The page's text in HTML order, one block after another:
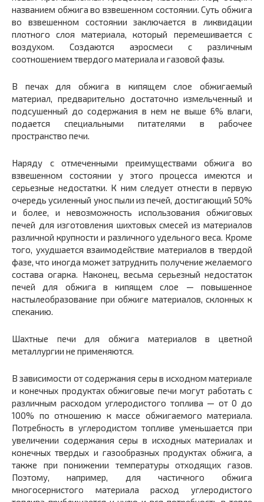
названием обжига во взвешенном состоянии. Суть обжига
во взвешенном состоянии заключается в ликвидации
плотного слоя материала, который перемешивается с
воздухом. Создаются аэросмеси с различным
соотношением твердого материала и газовой фазы.
В печах для обжига в кипящем слое обжигаемый
материал, предварительно достаточно измельченный и
подсушенный до содержания в нем не выше 6% влаги,
подается специальными питателями в рабочее
пространство печи.
Наряду с отмеченными преимуществами обжига во
взвешенном состоянии у этого процесса имеются и
серьезные недостатки. К ним следует отнести в первую
очередь усиленный унос пыли из печей, достигающий 50%
и более, и невозможность использования обжиговых
печей для изготовления шихтовых смесей из материалов
различной крупности и различного удельного веса. Кроме
того, ухудшается взаимодействие материалов в твердой
фазе, что иногда может затруднить получение желаемого
состава огарка. Наконец, весьма серьезный недостаток
печей для обжига в кипящем слое — повышенное
настылеобразование при обжиге материалов, склонных к
спеканию.
Шахтные печи для обжига материалов в цветной
металлургии не применяются.
В зависимости от содержания серы в исходном материале
и конечных продуктах обжиговые печи могут работать с
различным расходом углеродистого топлива — от 0 до
100% по отношению к массе обжигаемого материала.
Потребность в углеродистом топливе уменьшается при
увеличении содержания серы в исходных материалах и
конечных твердых и газообразных продуктах обжига, а
также при понижении температуры отходящих газов.
Поэтому, например, для частичного обжига
многосернистого материала расход углеродистого